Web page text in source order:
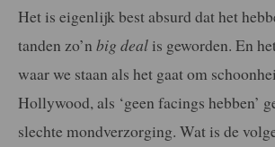
Het is eigenlijk best absurd dat het
tanden zo’n big deal is geworden. En
waar we staan als het gaat om
Hollywood, als ‘geen facings hebben’
slechte mondverzorging. Wat is de